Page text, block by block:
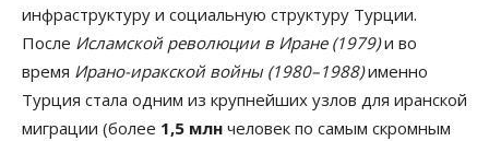
инфраструктуру и социальную структуру Турции.
После Исламской революции в Иране (1979)и во
время Ирано-иракской войны (1980–1988)именно
Турция стала одним из крупнейших узлов для иранской
миграции (более 1,5 млн человек по самым скромным